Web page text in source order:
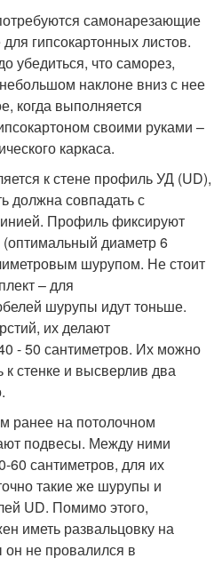
самонарезающие
гипсокартонных листов.
убедиться, что саморез,
наклоне вниз с нее
когда выполняется
своими руками –
каркаса.
к стене профиль УД (UD),
должна совпадать с
Профиль фиксируют
диаметр 6
шурупом. Не стоит
– для
шурупы идут тоньше.
их делают
- 50 сантиметров. Их можно
стенке и высверлив два
ранее на потолочном
подвесы. Между ними
60 сантиметров, для их
такие же шурупы и
UD. Помимо этого,
иметь развальцовку на
он не провалился в